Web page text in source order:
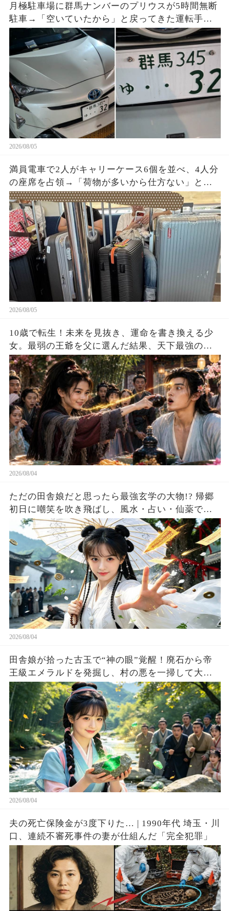
月極駐車場に群馬ナンバーのプリウスが5時間無断
駐車→「空いていたから」と戻ってきた運転手
へ、防犯映像と駐車料金を見せると…
2026/08/05
満員電車で2人がキャリーケース6個を並べ、4人分
の座席を占領→「荷物が多いから仕方ない」と開
き直った直後、乗務員が車内を確認すると…
2026/08/05
10歳で転生！未来を見抜き、運命を書き換える少
女。最弱の王爺を父に選んだ結果、天下最強の皇
帝を育て上げた！
2026/08/04
ただの田舎娘だと思ったら最強玄学の大物!? 帰郷
初日に嘲笑を吹き飛ばし、風水・占い・仙薬で全
員が庇護を求める！
2026/08/04
田舎娘が拾った古玉で“神の眼”覚醒！廃石から帝
王級エメラルドを発掘し、村の悪を一掃して大富
豪へ成り上がる！
2026/08/04
夫の死亡保険金が3度下りた… | 1990年代 埼玉・川
口、連続不審死事件の妻が仕組んだ「完全犯罪」